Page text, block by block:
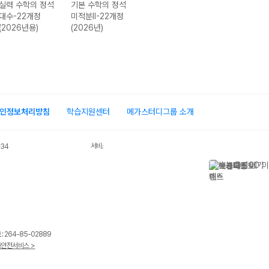
의 정석
정
)
기본 수학의 정석
미적분II-22개정
(2026년)
기본 수학의 정석
확률과 통계-22
정보처리방침 학습지원센터 메가스터디그룹 소개
서비스 가입사실 확인
호 : 264-85-02889
전서비스 >